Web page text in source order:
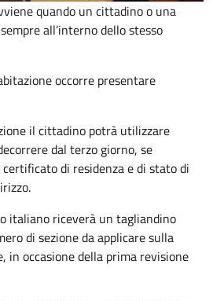
quando un cittadino o una
all’interno dello stesso
occorre presentare
il cittadino potrà utilizzare
dal terzo giorno, se
di residenza e di stato di
italiano riceverà un tagliandino
di sezione da applicare sulla
in occasione della prima revisione